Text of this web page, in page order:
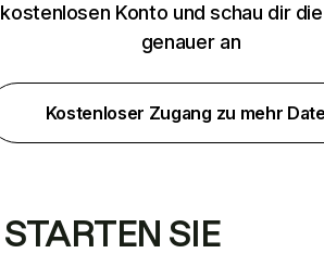
kostenlosen Konto und schau dir
genauer an
Kostenloser Zugang zu mehr
STARTEN SIE